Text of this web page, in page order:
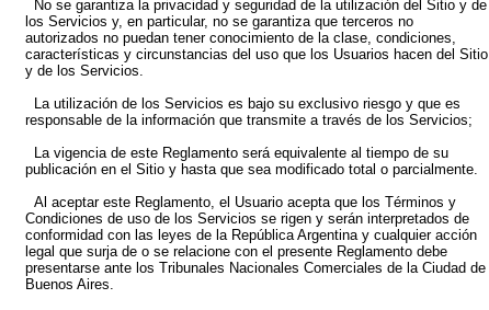
No se garantiza la privacidad y seguridad de la utilización del Sitio y de
los Servicios y, en particular, no se garantiza que terceros no
autorizados no puedan tener conocimiento de la clase, condiciones,
características y circunstancias del uso que los Usuarios hacen del Sitio
y de los Servicios.
La utilización de los Servicios es bajo su exclusivo riesgo y que es
responsable de la información que transmite a través de los Servicios;
La vigencia de este Reglamento será equivalente al tiempo de su
publicación en el Sitio y hasta que sea modificado total o parcialmente.
Al aceptar este Reglamento, el Usuario acepta que los Términos y
Condiciones de uso de los Servicios se rigen y serán interpretados de
conformidad con las leyes de la República Argentina y cualquier acción
legal que surja de o se relacione con el presente Reglamento debe
presentarse ante los Tribunales Nacionales Comerciales de la Ciudad de
Buenos Aires.